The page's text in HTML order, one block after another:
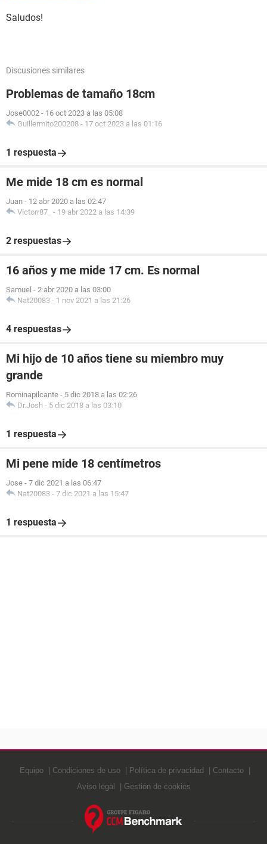
Saludos!
Discusiones similares
Problemas de tamaño 18cm
Jose0002 - 16 oct 2023 a las 05:08
Guillermito200208 - 17 oct 2023 a las 01:16
1 respuesta
Me mide 18 cm es normal
Juan - 12 abr 2020 a las 02:47
Victorr87_ - 19 abr 2022 a las 14:39
2 respuestas
16 años y me mide 17 cm. Es normal
Samuel - 2 abr 2020 a las 03:00
Nat20083 - 1 nov 2021 a las 21:26
4 respuestas
Mi hijo de 10 años tiene su miembro muy
grande
Rominapilcante - 5 dic 2018 a las 02:26
Dr.Josh - 5 dic 2018 a las 03:10
1 respuesta
Mi pene mide 18 centímetros
Jose - 7 dic 2021 a las 06:47
Nat20083 - 7 dic 2021 a las 15:47
1 respuesta
Equipo Condiciones de uso Política de privacidad
Contacto
Aviso legal
Gestión de cookies